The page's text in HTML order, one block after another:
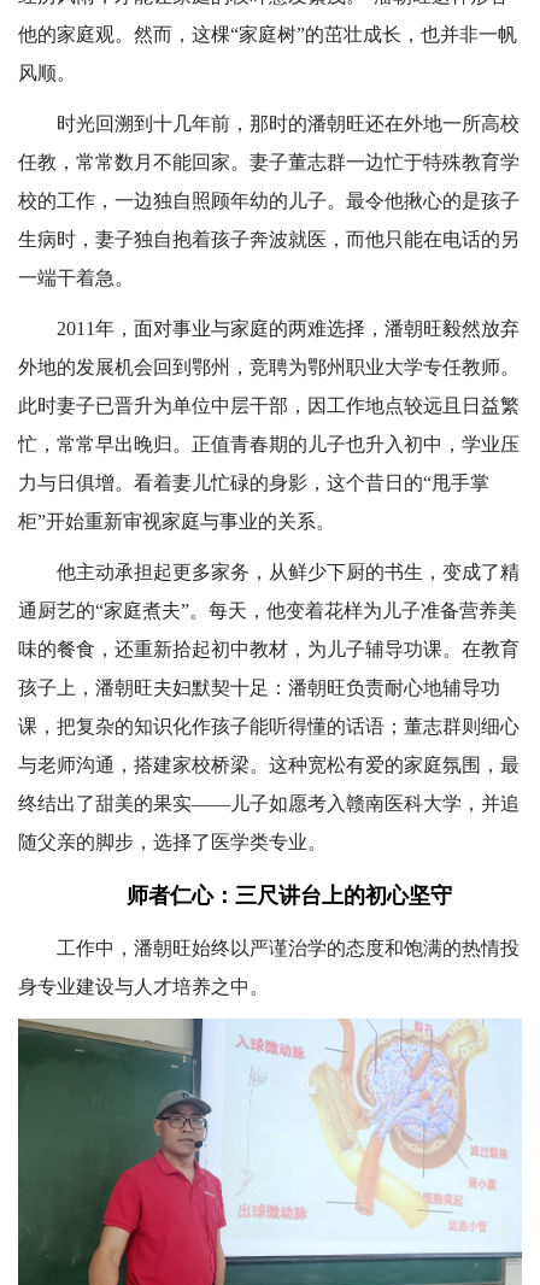
他的家庭观。然而，这棵“家庭树”的茁壮成长，也并非一帆
风顺。
时光回溯到十几年前，那时的潘朝旺还在外地一所高校
任教，常常数月不能回家。妻子董志群一边忙于特殊教育学
校的工作，一边独自照顾年幼的儿子。最令他揪心的是孩子
生病时，妻子独自抱着孩子奔波就医，而他只能在电话的另
一端干着急。
2011年，面对事业与家庭的两难选择，潘朝旺毅然放弃
外地的发展机会回到鄂州，竞聘为鄂州职业大学专任教师。
此时妻子已晋升为单位中层干部，因工作地点较远且日益繁
忙，常常早出晚归。正值青春期的儿子也升入初中，学业压
力与日俱增。看着妻儿忙碌的身影，这个昔日的“甩手掌
柜”开始重新审视家庭与事业的关系。
他主动承担起更多家务，从鲜少下厨的书生，变成了精
通厨艺的“家庭煮夫”。每天，他变着花样为儿子准备营养美
味的餐食，还重新拾起初中教材，为儿子辅导功课。在教育
孩子上，潘朝旺夫妇默契十足：潘朝旺负责耐心地辅导功
课，把复杂的知识化作孩子能听得懂的话语；董志群则细心
与老师沟通，搭建家校桥梁。这种宽松有爱的家庭氛围，最
终结出了甜美的果实——儿子如愿考入赣南医科大学，并追
随父亲的脚步，选择了医学类专业。
师者仁心：三尺讲台上的初心坚守
工作中，潘朝旺始终以严谨治学的态度和饱满的热情投
身专业建设与人才培养之中。